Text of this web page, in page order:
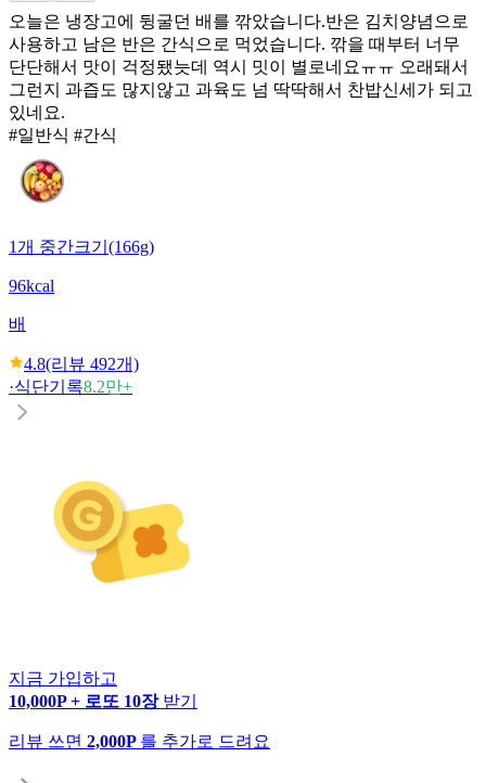
오늘은 냉장고에 뒹굴던 배를 깎았습니다.반은 김치양념으로
사용하고 남은 반은 간식으로 먹었습니다. 깎을 때부터 너무
단단해서 맛이 걱정됐늣데 역시 밋이 별로네요ㅠㅠ 오래돼서
그런지 과즙도 많지않고 과육도 넘 딱딱해서 찬밥신세가 되고
있네요.
#일반식 #간식
1개 중간크기(166g)
96kcal
배
4.8(리뷰 492개)
·식단기록8.2만+
지금 가입하고
10,000P + 로또 10장 받기
리뷰 쓰면 2,000P 를 추가로 드려요